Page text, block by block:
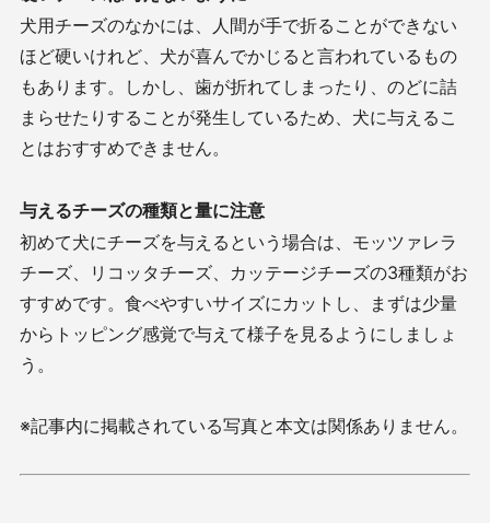
犬用チーズのなかには、人間が手で折ることができない
ほど硬いけれど、犬が喜んでかじると言われているもの
もあります。しかし、歯が折れてしまったり、のどに詰
まらせたりすることが発生しているため、犬に与えるこ
とはおすすめできません。
与えるチーズの種類と量に注意
初めて犬にチーズを与えるという場合は、モッツァレラ
チーズ、リコッタチーズ、カッテージチーズの3種類がお
すすめです。食べやすいサイズにカットし、まずは少量
からトッピング感覚で与えて様子を見るようにしましょ
う。
※記事内に掲載されている写真と本文は関係ありません。